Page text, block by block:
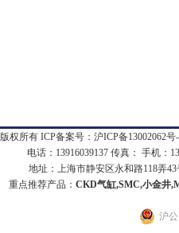
版权所有 ICP备案号： 沪ICP备13002062号
电话：13916039137 传真： 手机：
地址：上海市静安区永和路118弄43
重点推荐产品： CKD气缸,SMC,小金井
沪公